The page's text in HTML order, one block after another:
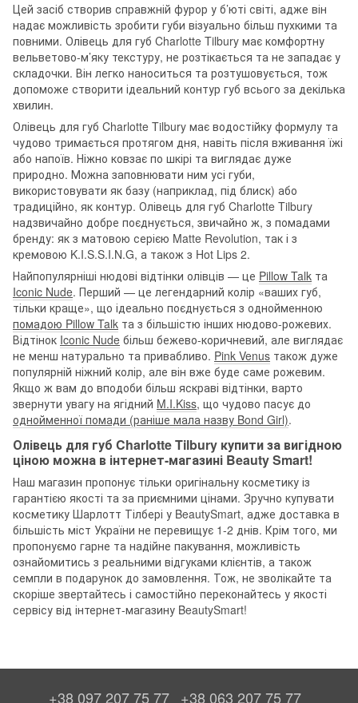
Цей засіб створив справжній фурор у б’юті світі, адже він
надає можливість зробити губи візуально більш пухкими та
повними. Олівець для губ Charlotte Tilbury має комфортну
вельветово-м’яку текстуру, не розтікається та не западає у
складочки. Він легко наноситься та розтушовується, тож
допоможе створити ідеальний контур губ всього за декілька
хвилин.
Олівець для губ Charlotte Tilbury має водостійку формулу та
чудово тримається протягом дня, навіть після вживання їжі
або напоїв. Ніжно ковзає по шкірі та виглядає дуже
природно. Можна заповнювати ним усі губи,
використовувати як базу (наприклад, під блиск) або
традиційно, як контур. Олівець для губ Charlotte Tilbury
надзвичайно добре поєднується, звичайно ж, з помадами
бренду: як з матовою серією Matte Revolution, так і з
кремовою K.I.S.S.I.N.G, а також з Hot Lips 2.
Найпопулярніші нюдові відтінки олівців — це Pillow Talk та
Iconic Nude. Перший — це легендарний колір «ваших губ,
тільки краще», що ідеально поєднується з однойменною
помадою Pillow Talk та з більшістю інших нюдово-рожевих.
Відтінок Iconic Nude більш бежево-коричневий, але виглядає
не менш натурально та привабливо. Pink Venus також дуже
популярній ніжний колір, але він вже буде саме рожевим.
Якщо ж вам до вподоби більш яскраві відтінки, варто
звернути увагу на ягідний M.I.Kiss, що чудово пасує до
однойменної помади (раніше мала назву Bond Girl).
Олівець для губ Charlotte Tilbury купити за вигідною
ціною можна в інтернет-магазині Beauty Smart!
Наш магазин пропонує тільки оригінальну косметику із
гарантією якості та за приємними цінами. Зручно купувати
косметику Шарлотт Тілбері у BeautySmart, адже доставка в
більшість міст України не перевищує 1-2 днів. Крім того, ми
пропонуємо гарне та надійне пакування, можливість
ознайомитись з реальними відгуками клієнтів, а також
семпли в подарунок до замовлення. Тож, не зволікайте та
скоріше звертайтесь і самостійно переконайтесь у якості
сервісу від інтернет-магазину BeautySmart!
+38 097 207 75 77 +38 063 207 75 77